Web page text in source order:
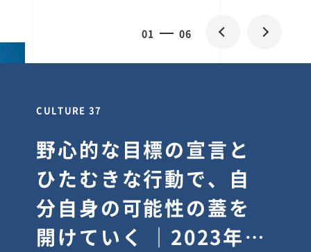
01 06
CULTURE 37
野心的な目標の宣言と
ひたむきな行動で、自
分自身の可能性の蓋を
開けていく ｜2023年度